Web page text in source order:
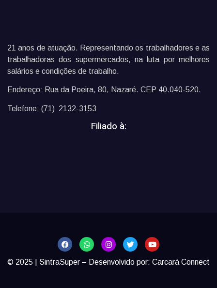
21 anos de atuação. Representando os trabalhadores e as
trabalhadoras dos supermercados, na luta por melhores
salários e condições de trabalho.
Endereço: Rua da Poeira, 80, Nazaré. CEP 40.040-520.
Telefone: (71) 2132-3153
Filiado à:
© 2025 | SintraSuper – Desenvolvido por: Carcará Connect